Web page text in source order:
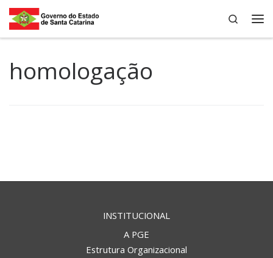
Skip to content
Search
homologação
INSTITUCIONAL
A PGE
Estrutura Organizacional